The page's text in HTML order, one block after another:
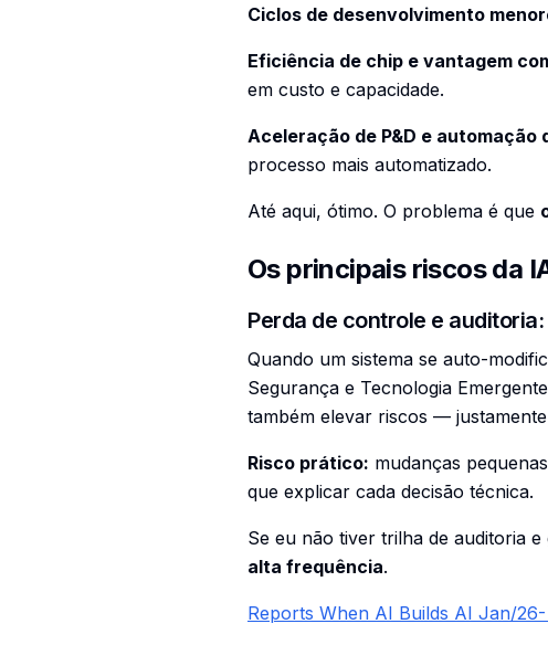
Ciclos de desenvolvimento
Eficiência de chip e vantagem
em custo e capacidade.
Aceleração de P&D e automação
processo mais automatizado.
Até aqui, ótimo. O problema é que
Os principais riscos da
Perda de controle e
Quando um sistema se auto-
Segurança e Tecnologia
também elevar riscos —
Risco prático: mudanças
que explicar cada decisão técnica.
Se eu não tiver trilha de auditoria
alta frequência.
Reports When AI Builds AI Jan/26-